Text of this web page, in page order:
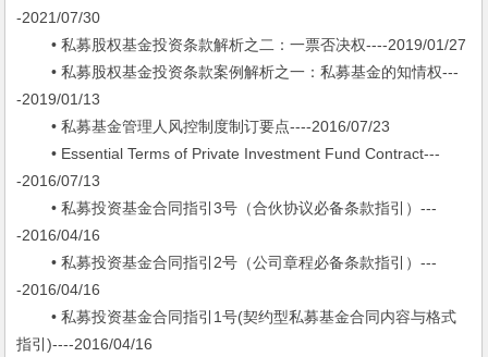
-2021/07/30
• 私募股权基金投资条款解析之二：一票否决权----2019/01/27
• 私募股权基金投资条款案例解析之一：私募基金的知情权---
-2019/01/13
• 私募基金管理人风控制度制订要点----2016/07/23
• Essential Terms of Private Investment Fund Contract---
-2016/07/13
• 私募投资基金合同指引3号（合伙协议必备条款指引）---
-2016/04/16
• 私募投资基金合同指引2号（公司章程必备条款指引）---
-2016/04/16
• 私募投资基金合同指引1号(契约型私募基金合同内容与格式
指引)----2016/04/16